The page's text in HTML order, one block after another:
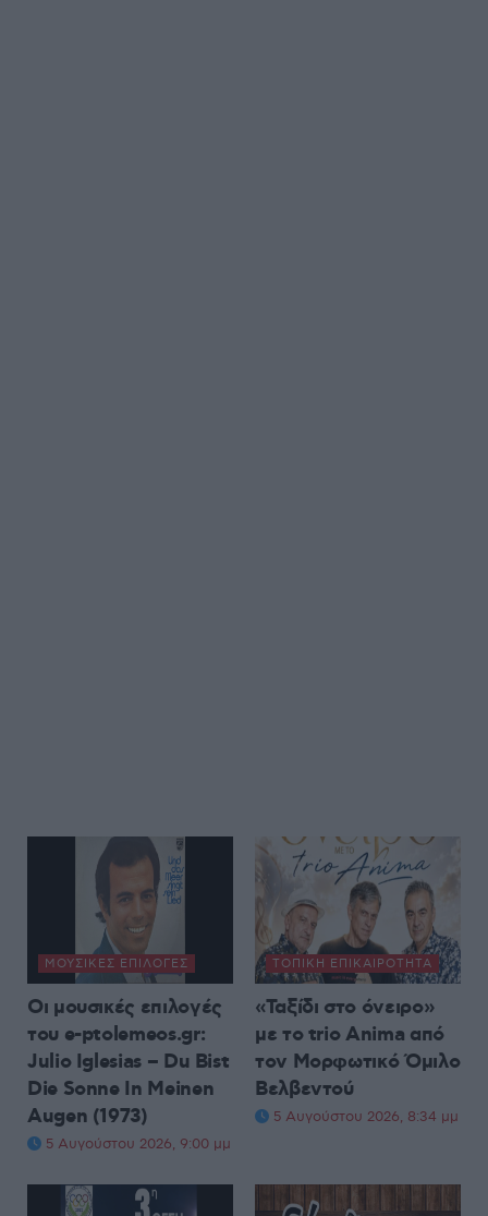
ΜΟΥΣΙΚΈΣ ΕΠΙΛΟΓΈΣ
Οι μουσικές επιλογές
του e-ptolemeos.gr:
Julio Iglesias – Du Bist
Die Sonne In Meinen
Augen (1973)
5 Αυγούστου 2026, 9:00 μμ
ΤΟΠΙΚΉ ΕΠΙΚΑΙΡΌΤΗΤΑ
«Ταξίδι στο όνειρο»
με το trio Anima από
τον Μορφωτικό Όμιλο
Βελβεντού
5 Αυγούστου 2026, 8:34 μμ